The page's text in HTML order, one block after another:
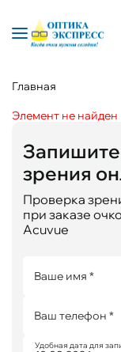
Главная
Элемент не найден
зрения
Проверка
при заказе
Acuvue
Ваше имя *
Ваш телефон *
Удобная дата для